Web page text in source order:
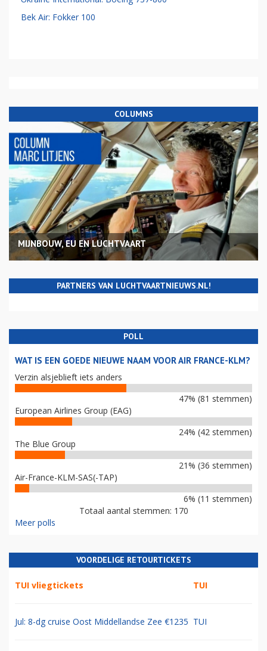
Bek Air: Fokker 100
COLUMNS
MIJNBOUW, EU EN LUCHTVAART
PARTNERS VAN LUCHTVAARTNIEUWS.NL!
POLL
WAT IS EEN GOEDE NIEUWE NAAM VOOR AIR FRANCE-KLM?
Verzin alsjeblieft iets anders
47% (81 stemmen)
European Airlines Group (EAG)
24% (42 stemmen)
The Blue Group
21% (36 stemmen)
Air-France-KLM-SAS(-TAP)
6% (11 stemmen)
Totaal aantal stemmen: 170
Meer polls
VOORDELIGE RETOURTICKETS
TUI vliegtickets TUI
Jul: 8-dg cruise Oost Middellandse Zee €1235 TUI